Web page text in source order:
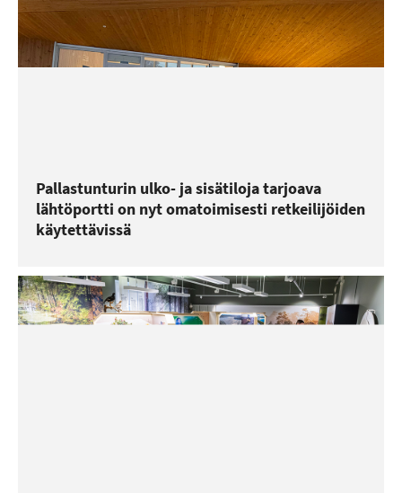
Pallastunturin ulko- ja sisätiloja tarjoava
lähtöportti on nyt omatoimisesti retkeilijöiden
käytettävissä